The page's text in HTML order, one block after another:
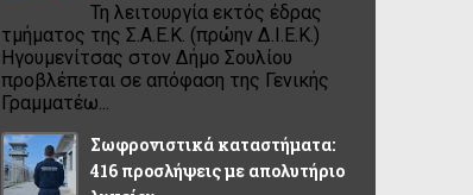
Τη λειτουργία εκτός έδρας
τμήματος της Σ.Α.Ε.Κ. (πρώην Δ.Ι.Ε.Κ.)
Ηγουμενίτσας στον Δήμο Σουλίου
προβλέπεται σε απόφαση της Γενικής
Γραμματέω...
Σωφρονιστικά καταστήματα:
416 προσλήψεις με απολυτήριο